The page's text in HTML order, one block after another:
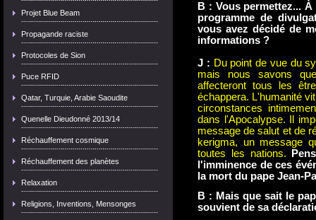
Projet Blue Beam
Propagande raciste
Protocoles de Sion
Puce RFID
Qatar, Turquie, Arabie Saoudite
Quenelle Dieudonné 2013/14
Réchauffement cosmique
Réchauffement des planètes
Relaxation
Religions, Inventions, Mensonges
B : Vous permettez...
programme de
vous avez décidé de
informations ?
J : Du point de vue du
mais nous savons
affecteront tous les
échappera. L'humanité
circonstances
dans l'Apocalypse. Il
message de salut et de
kerigma, un message
toutes les nations.
l'imminence de ces
la mort du pape Jean-
B : Mais que sait le
souvient de sa